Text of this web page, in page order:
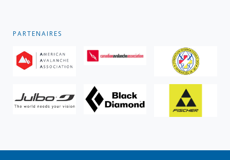
PARTENAIRES